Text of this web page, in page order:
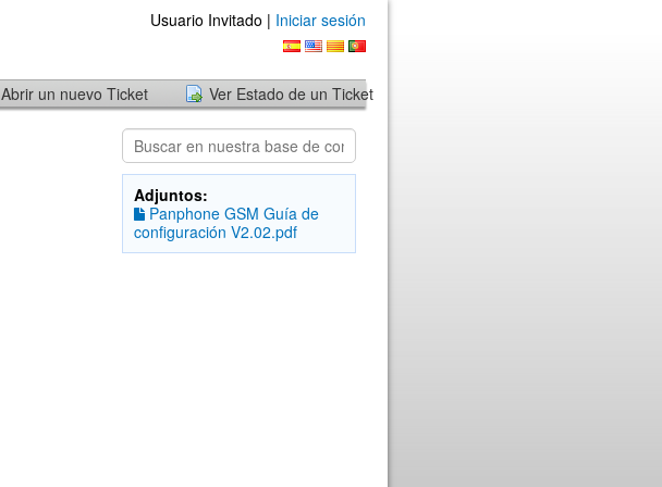
Usuario Invitado | Iniciar sesión
Abrir un nuevo Ticket Ver Estado de un Ticket
Adjuntos:
Panphone GSM Guía de
configuración V2.02.pdf